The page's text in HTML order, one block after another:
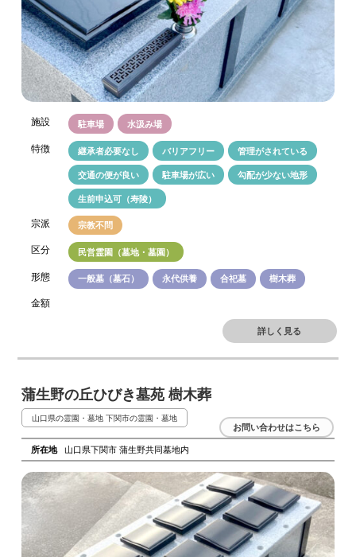
施設 駐車場 水汲み場
特徴 継承者必要なし バリアフリー 管理がされている
交通の便が良い 駐車場が広い 勾配が少ない地形
生前申込可（寿陵）
宗派 宗教不問
区分 民営霊園（墓地・墓園）
形態 一般墓（墓石） 永代供養 合祀墓 樹木葬
金額
詳しく見る
蒲生野の丘ひびき墓苑 樹木葬
山口県の霊園・墓地 下関市の霊園・墓地
所在地 山口県下関市 蒲生野共同墓地内
お問い合わせはこちら